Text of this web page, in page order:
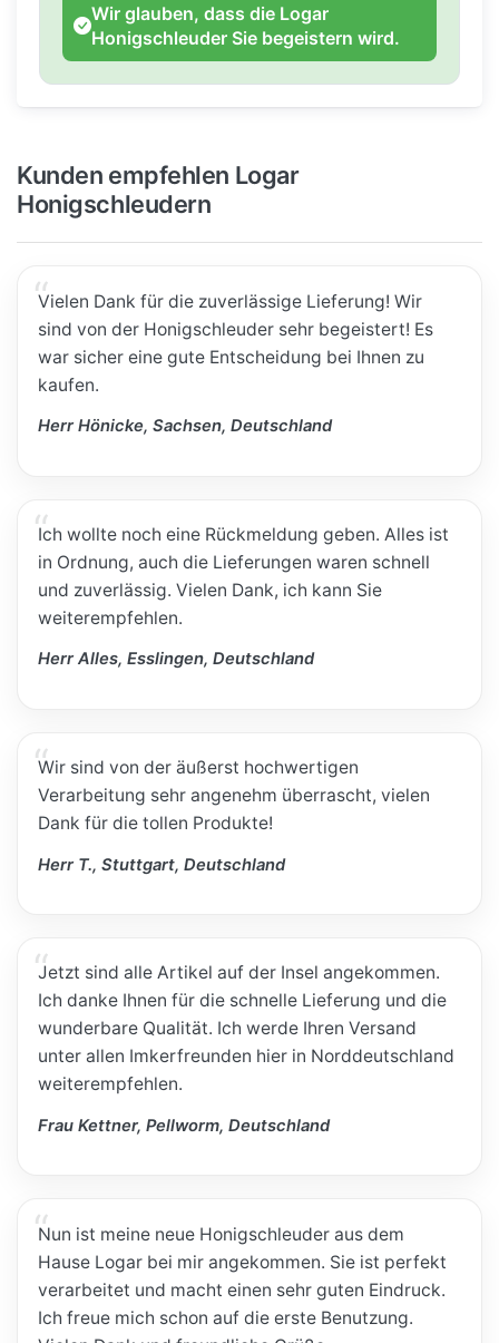
Wir glauben, dass die Logar
Honigschleuder Sie begeistern wird.
Kunden empfehlen Logar
Honigschleudern
Vielen Dank für die zuverlässige Lieferung! Wir
sind von der Honigschleuder sehr begeistert! Es
war sicher eine gute Entscheidung bei Ihnen zu
kaufen.
Herr Hönicke, Sachsen, Deutschland
Ich wollte noch eine Rückmeldung geben. Alles ist
in Ordnung, auch die Lieferungen waren schnell
und zuverlässig. Vielen Dank, ich kann Sie
weiterempfehlen.
Herr Alles, Esslingen, Deutschland
Wir sind von der äußerst hochwertigen
Verarbeitung sehr angenehm überrascht, vielen
Dank für die tollen Produkte!
Herr T., Stuttgart, Deutschland
Jetzt sind alle Artikel auf der Insel angekommen.
Ich danke Ihnen für die schnelle Lieferung und die
wunderbare Qualität. Ich werde Ihren Versand
unter allen Imkerfreunden hier in Norddeutschland
weiterempfehlen.
Frau Kettner, Pellworm, Deutschland
Nun ist meine neue Honigschleuder aus dem
Hause Logar bei mir angekommen. Sie ist perfekt
verarbeitet und macht einen sehr guten Eindruck.
Ich freue mich schon auf die erste Benutzung.